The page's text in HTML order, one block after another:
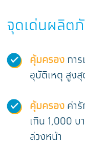
จุดเด่นผลิต
คุ้มครอง กา
อุบัติเหตุ สูง
คุ้มครอง ค่า
เกิน 1,000
ล่วงหน้า